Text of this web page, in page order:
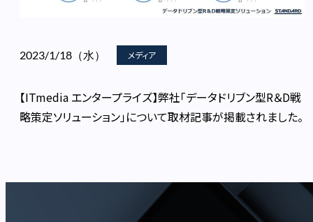
2023/1/18（水） メディア
【ITmedia エンタープライズ】弊社「データドリブン型R＆D戦
略策定ソリューション」について取材記事が掲載されました。